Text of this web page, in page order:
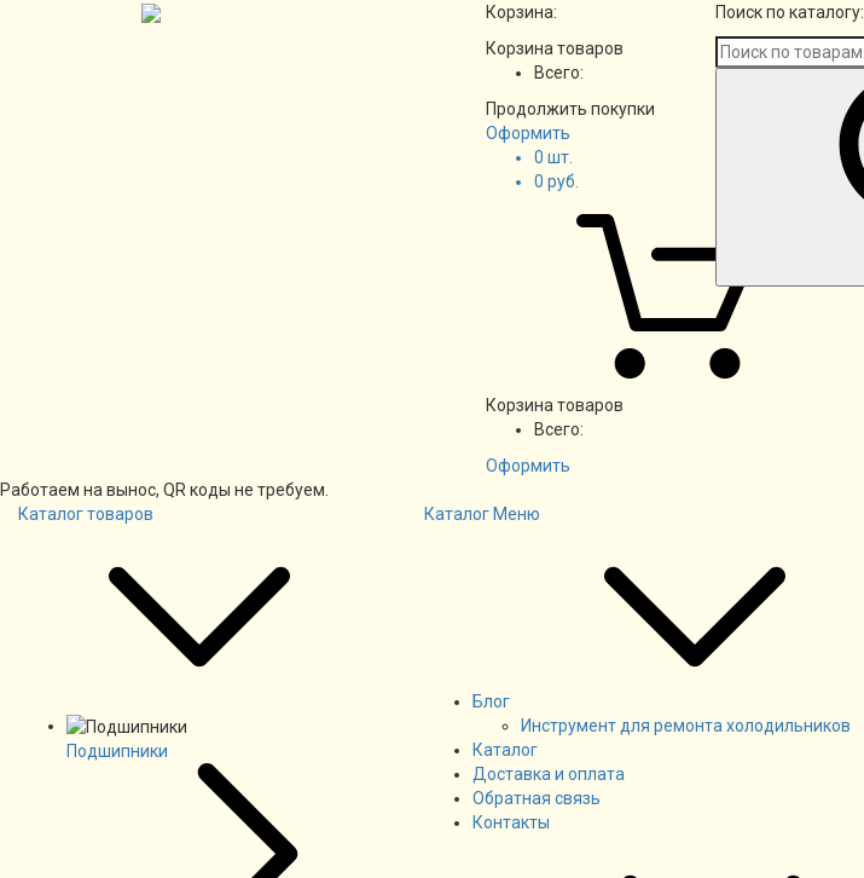
Корзина:
Корзина товаров
Всего:
Продолжить покупки
Оформить
0 шт.
0 руб.
Корзина товаров
Всего:
Оформить
Поиск по каталогу:
Работаем на вынос, QR коды не требуем.
Каталог товаров
Подшипники
Каталог Меню
Блог
Инструмент для ремонта холодильников
Каталог
Доставка и оплата
Обратная связь
Контакты